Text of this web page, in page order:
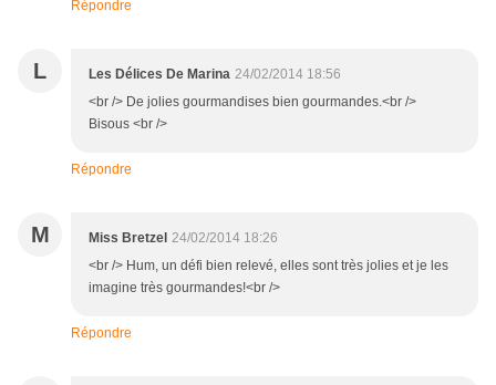
Répondre
L Les Délices De Marina 24/02/2014 18:56
<br /> De jolies gourmandises bien gourmandes.<br />
Bisous <br />
Répondre
M Miss Bretzel 24/02/2014 18:26
<br /> Hum, un défi bien relevé, elles sont très jolies et je les
imagine très gourmandes!<br />
Répondre